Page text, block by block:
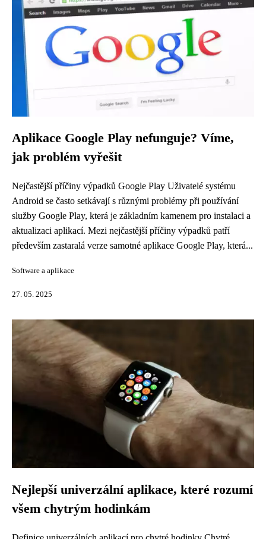
Aplikace Google Play nefunguje? Víme,
jak problém vyřešit
Nejčastější příčiny výpadků Google Play Uživatelé systému
Android se často setkávají s různými problémy při používání
služby Google Play, která je základním kamenem pro instalaci a
aktualizaci aplikací. Mezi nejčastější příčiny výpadků patří
především zastaralá verze samotné aplikace Google Play, která...
Software a aplikace
27. 05. 2025
Nejlepší univerzální aplikace, které rozumí
všem chytrým hodinkám